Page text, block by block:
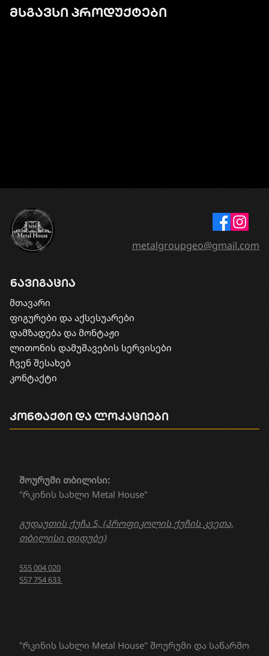
მსგავსი პროდუქტები
ნავიგაცია
მთავარი
ფიგურები და აქსესუარები
დამზადება და მონტაჟი
​ლითონის დამუშავების სერვისები
ჩვენ შესახებ
კონტაქტი
"რკინის სახლი Metal House" შოურუმი და საწარმო
შოურუმი თბილისი:
"რკინის სახლი Metal House"
გუდაუთის ქუჩა 5, (პროფიკოლის ქუჩის კვეთა,
თბილისი დიდუბე)
555 004 020
557 754 633
კონტაქტი და ლოკაციები
metalgroupgeo@gmail.com